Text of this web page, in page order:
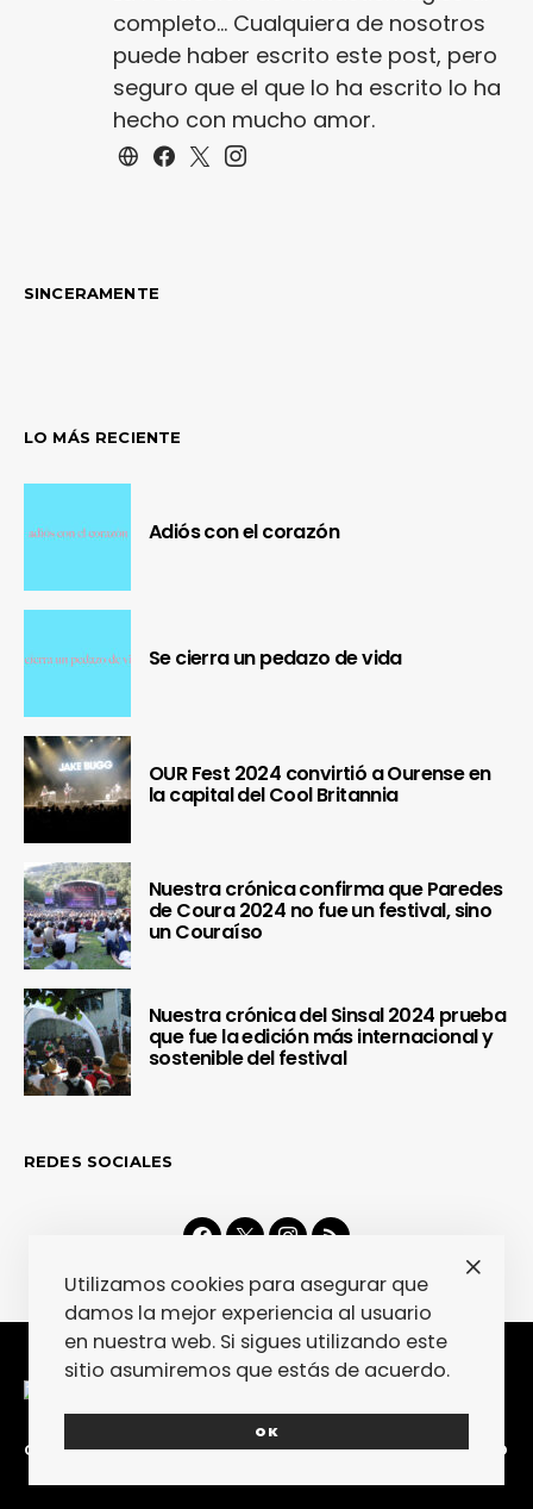
completo... Cualquiera de nosotros
puede haber escrito este post, pero
seguro que el que lo ha escrito lo ha
hecho con mucho amor.
SINCERAMENTE
LO MÁS RECIENTE
Adiós con el corazón
Se cierra un pedazo de vida
OUR Fest 2024 convirtió a Ourense en
la capital del Cool Britannia
Nuestra crónica confirma que Paredes
de Coura 2024 no fue un festival, sino
un Couraíso
Nuestra crónica del Sinsal 2024 prueba
que fue la edición más internacional y
sostenible del festival
REDES SOCIALES
CONTACTA COLABORA POLÍTICA DE PRIVACIDAD
Utilizamos cookies para asegurar que
damos la mejor experiencia al usuario
en nuestra web. Si sigues utilizando este
sitio asumiremos que estás de acuerdo.
OK